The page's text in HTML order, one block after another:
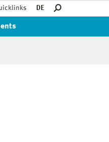
DE